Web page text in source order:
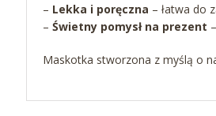
– Lekka i poręczna – łatwa do
– Świetny pomysł na prezent
Maskotka stworzona z myślą o